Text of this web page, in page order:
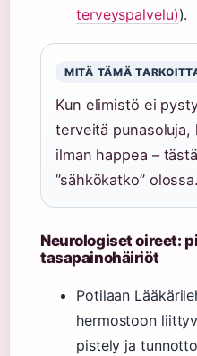
terveyspalvelu)).
MITÄ TÄMÄ
Kun elimistö ei
terveitä punasoluja,
ilman happea –
”sähkökatko” olossa.
Neurologiset oireet:
tasapainohäiriöt
Potilaan
hermostoon
pistely ja